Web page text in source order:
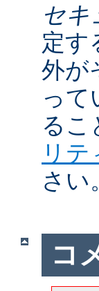
セキ
定す
外が
って
るこ
リテ
さい
コ